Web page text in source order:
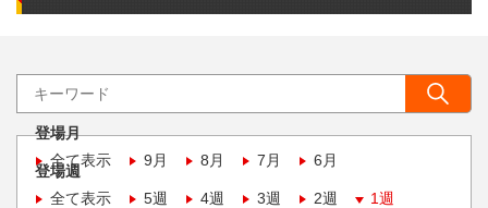
登場月
全て表示
9月 8月 7月 6月
登場週
全て表示
5週 4週 3週 2週 1週